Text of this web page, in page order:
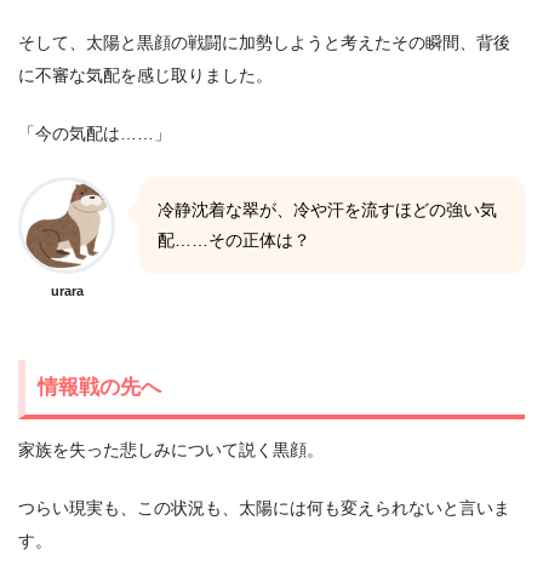
そして、太陽と黒顔の戦闘に加勢しようと考えたその瞬間、背後
に不審な気配を感じ取りました。
「今の気配は……」
urara
冷静沈着な翠が、冷や汗を流すほどの強い気
配……その正体は？
情報戦の先へ
家族を失った悲しみについて説く黒顔。
つらい現実も、この状況も、太陽には何も変えられないと言いま
す。